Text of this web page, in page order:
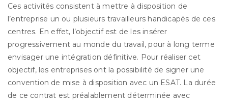
Ces activités consistent à mettre à disposition de
l’entreprise un ou plusieurs travailleurs handicapés de ces
centres. En effet, l’objectif est de les insérer
progressivement au monde du travail, pour à long terme
envisager une intégration définitive. Pour réaliser cet
objectif, les entreprises ont la possibilité de signer une
convention de mise à disposition avec un ESAT. La durée
de ce contrat est préalablement déterminée avec